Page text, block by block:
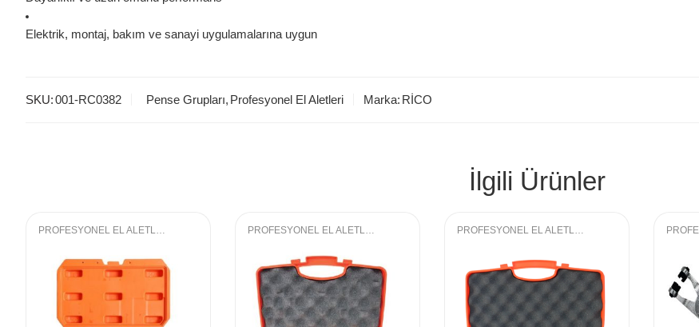
Elektrik, montaj, bakım ve sanayi uygulamalarına uygun
SKU:001-RC0382 Pense Grupları, Profesyonel El Aletleri Marka: RİCO
İlgili Ürünler